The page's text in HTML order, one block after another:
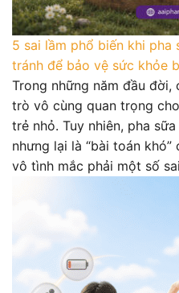
5 sai lầm phổ biến khi
tránh để bảo vệ sức khỏe
Trong những năm đầu
trò vô cùng quan trọng
trẻ nhỏ. Tuy nhiên, pha
nhưng lại là “bài toán
vô tình mắc phải một số